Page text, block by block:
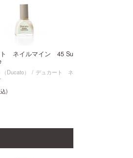
ト ネイルマイン 45 Su
Ducato）
デュカート ネ